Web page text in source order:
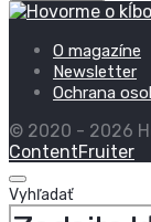
O magazíne
Newsletter
Ochrana
© 2020 - 2026
ContentFruiter
Vyhľadať